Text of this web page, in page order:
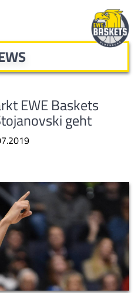
EWE Baskets
geht